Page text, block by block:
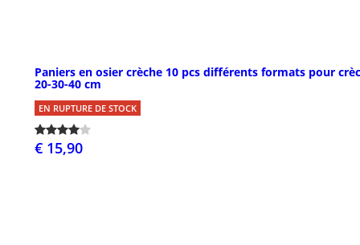
Paniers en osier crèche 10 pcs différents formats pour
20-30-40 cm
EN RUPTURE DE STOCK
€ 15,90